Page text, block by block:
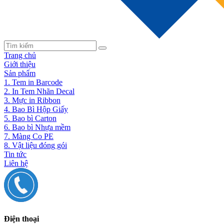
Trang chủ
Giới thiệu
Sản phẩm
1. Tem in Barcode
2. In Tem Nhãn Decal
3. Mực in Ribbon
4. Bao Bì Hộp Giấy
5. Bao bì Carton
6. Bao bì Nhựa mềm
7. Màng Co PE
8. Vật liệu đóng gói
Tin tức
Liên hệ
Điện thoại